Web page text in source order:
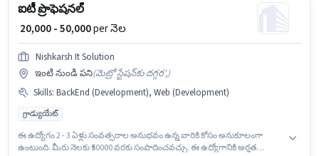
ఐటీ ప్రొఫెషనల్
₹ 20,000 - 50,000per నెల
Nishkarsh It Solution
ఇంటి నుండి పని(మెట్రో స్టేషన్‌కు దగ్గర',)
Skills: BackEnd (Development), Web (Development)
గ్రాడ్యుయేట్
ఈ ఉద్యోగం 2 - 3 ఏళ్లు సంవత్సరాల అనుభవం ఉన్న వారికి కోసం అనుకూలంగా
ఉంటుంది. మీరు నెలకు ₹50000 వరకు సంపాదించవచ్చు. ఈ ఉద్యోగానికి అర్హత